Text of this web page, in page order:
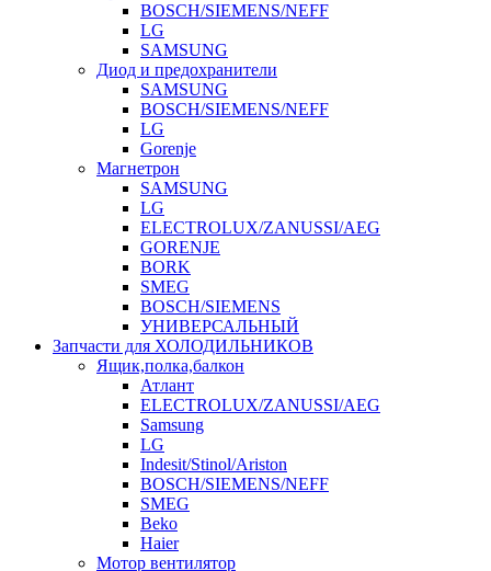
BOSCH/SIEMENS/NEFF
LG
SAMSUNG
Диод и предохранители
SAMSUNG
BOSCH/SIEMENS/NEFF
LG
Gorenje
Магнетрон
SAMSUNG
LG
ELECTROLUX/ZANUSSI/AEG
GORENJE
BORK
SMEG
BOSCH/SIEMENS
УНИВЕРСАЛЬНЫЙ
Запчасти для ХОЛОДИЛЬНИКОВ
Ящик,полка,балкон
Атлант
ELECTROLUX/ZANUSSI/AEG
Samsung
LG
Indesit/Stinol/Ariston
BOSCH/SIEMENS/NEFF
SMEG
Beko
Haier
Мотор вентилятор